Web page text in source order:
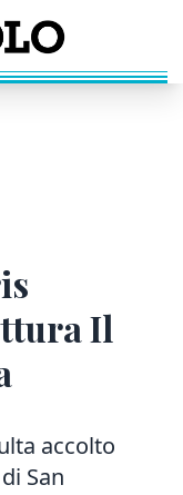
Il
accolto
San